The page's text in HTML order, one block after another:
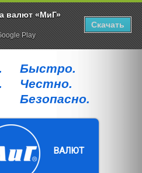
Быстро.
Честно.
Безопасно.
ВАЛЮТ
валют «МиГ»
Play
Скачать